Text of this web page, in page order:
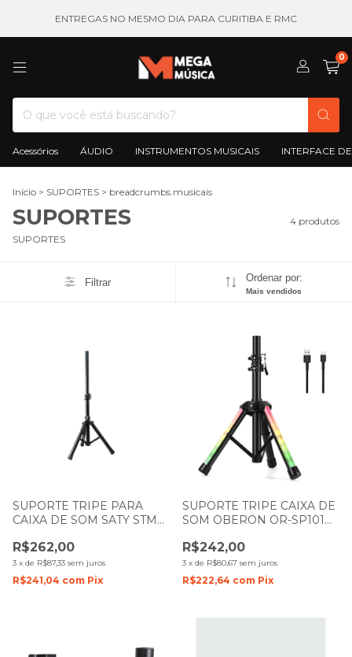
ENTREGAS NO MESMO DIA PARA CURITIBA E RMC
0
Acessórios ÁUDIO INSTRUMENTOS MUSICAIS INTERFACE
Início > SUPORTES > breadcrumbs.musicais
SUPORTES
4 produtos
SUPORTES
Filtrar Ordenar por:
Mais vendidos
SUPORTE TRIPE PARA
CAIXA DE SOM SATY STM
R$262,00
3 x de R$87,33 sem juros
R$241,04 com Pix
SUPORTE TRIPE CAIXA DE
SOM OBERON OR-SP101
R$242,00
3 x de R$80,67 sem juros
R$222,64 com Pix